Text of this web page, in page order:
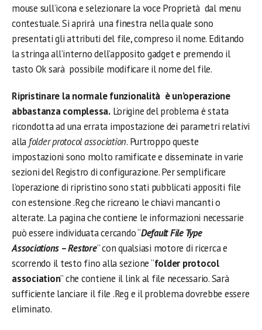
mouse sull’icona e selezionare la voce Proprietà dal menu
contestuale. Si aprirà una finestra nella quale sono
presentati gli attributi del file, compreso il nome. Editando
la stringa all’interno dell’apposito gadget e premendo il
tasto Ok sarà possibile modificare il nome del file.
Ripristinare la normale funzionalità è un’operazione
abbastanza complessa.L’origine del problema è stata
ricondotta ad una errata impostazione dei parametri relativi
alla folder protocol association. Purtroppo queste
impostazioni sono molto ramificate e disseminate in varie
sezioni del Registro di configurazione. Per semplificare
l’operazione di ripristino sono stati pubblicati appositi file
con estensione .Reg che ricreano le chiavi mancanti o
alterate. La pagina che contiene le informazioni necessarie
può essere individuata cercando “Default File Type
Associations – Restore” con qualsiasi motore di ricerca e
scorrendo il testo fino alla sezione “folder protocol
association” che contiene il link al file necessario. Sarà
sufficiente lanciare il file .Reg e il problema dovrebbe essere
eliminato.